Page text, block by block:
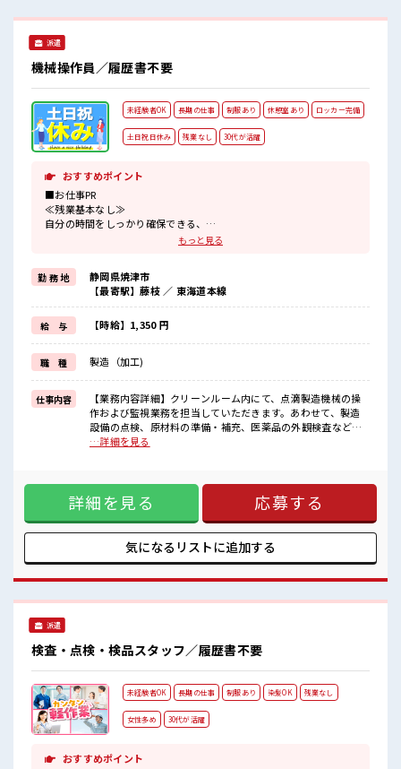
きる、 派遣のお仕事です！ ■職場の雰囲気 女性が多い職場で
してお仕事に集中♪
派遣
機械操作員／履歴書不要
未経験者OK 長期の仕事 制服あり 休憩室あり ロッカー完備
土日祝日休み 残業なし 30代が活躍
おすすめポイント
■お仕事PR
≪残業基本なし≫
自分の時間をしっかり確保できる、
≪週休2日制≫
週末は家族や友人と一緒にプライベート満喫！
≪動きやすい制服アリ≫
制服があるので、
毎日の服装の悩み解消♪
≪未経験でも活躍できる≫
新しいことにチャレンジするのは不安だけど、
しっかり働く環境が整っています！
イチからスキルUP・ステップUP目指していきましょう！
■職場の雰囲気
休憩室で楽しくランチ♪
時間があれば昼寝もしちゃおう！
残業は基本ないので定時でサクッと帰宅OK！
もっと見る
勤 務 地
静岡県焼津市
【最寄駅】藤枝 ／ 東海道本線
給 与 【時給】1,350 円
職 種 製造（加工)
仕事内容
【業務内容詳細】クリーンルーム内にて、点滴製造機械の操
作および監視業務を担当していただきます。あわせて、製造
設備の点検、原材料の準備・補充、医薬品の外観検査など、
製造工程全般に携わっていただきます。未経験の方も歓迎し
品を取り扱っています。 ■お仕事PR ≪残業基本なし≫ 自分の
時間をしっかり確保できる、 残業基本ナシのお仕事♪ オンと
オフをきっちり切り替えたい方にオススメ！ ≪週休2日制≫
週末は家族や友人と一緒にプライベート満喫！ ≪動きやすい
制服アリ≫ 制服があるので、 毎日の服装の悩み解消♪ ≪未経
験でも活躍できる≫ 新しいことにチャレンジするのは不安だ
UP・ステップUP目指していきましょう！ ■職場の雰囲気 休
憩室で楽しくランチ♪ 時間があれば昼寝もしちゃおう！ 職場
…詳細を見る
詳細を見る 応募する
気になるリストに追加する
派遣
検査・点検・検品スタッフ／履歴書不要
未経験者OK 長期の仕事 制服あり 染髪OK 残業なし
女性多め 30代が活躍
おすすめポイント